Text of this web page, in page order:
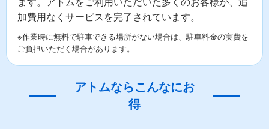
加費用なくサービスを完了されています。
※作業時に無料で駐車できる場所がない場合は、駐車料金の実費を
ご負担いただく場合があります。
アトムならこんなにお
得